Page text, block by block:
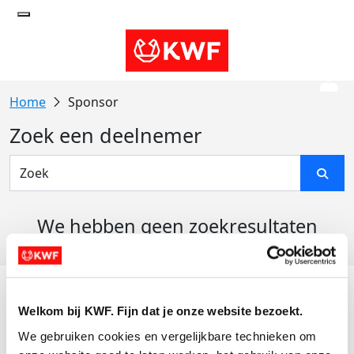
Welkom bij KWF. Fijn dat je onze website bezoekt.
We gebruiken cookies en vergelijkbare technieken om
Sponsor
Zoek een deelnemer
We hebben geen zoekresultaten
Actiematerialen
Evenementen